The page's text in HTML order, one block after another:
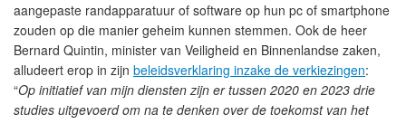
aangepaste randapparatuur of software op hun pc of smartphone
zouden op die manier geheim kunnen stemmen. Ook de heer
Bernard Quintin, minister van Veiligheid en Binnenlandse zaken,
alludeert erop in zijn beleidsverklaring inzake de verkiezingen:
“Op initiatief van mijn diensten zijn er tussen 2020 en 2023 drie
studies uitgevoerd om na te denken over de toekomst van het